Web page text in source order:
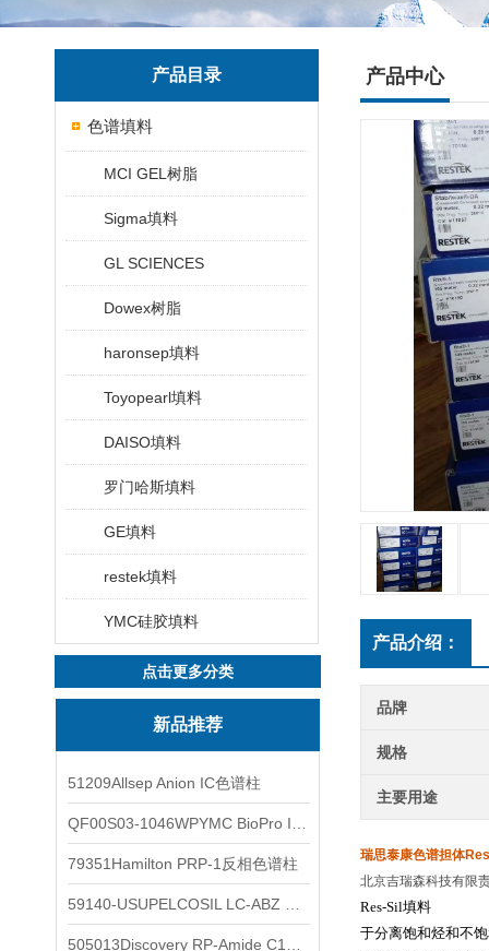
产品目录
色谱填料
MCI GEL树脂
Sigma填料
GL SCIENCES
Dowex树脂
haronsep填料
Toyopearl填料
DAISO填料
罗门哈斯填料
GE填料
restek填料
YMC硅胶填料
点击更多分类
新品推荐
51209Allsep Anion IC色谱柱
79351Hamilton PRP-1反相色谱柱
产品中心
产品介绍：
品牌
规格
主要用途
瑞思泰康色谱担体
北京吉瑞森科技有限
Res-Sil填料
于分离饱和烃和不